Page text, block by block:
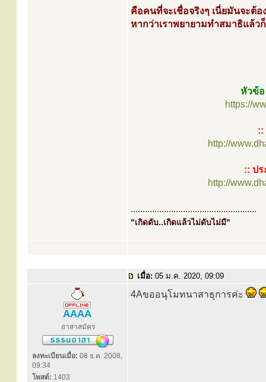
คือคนที่จะเชื่อจริงๆ เนี่ยมันจะต้
หากว่าเราพยายามทำสมาธิแล้ว
หัวข้อ
https://
::
http://
:: ป
http://
.....................................................
"เกิดดับ..เกิดแล้วไม่ดับไม่มี"
เมื่อ: 05 ม.ค. 2020, 09:09
AAAA
อาสาสมัคร
ลงทะเบียนเมื่อ: 08 ธ.ค. 2008,
09:34
โพสต์: 1403
4Aขออนุโมทนาสาธุการค่ะ